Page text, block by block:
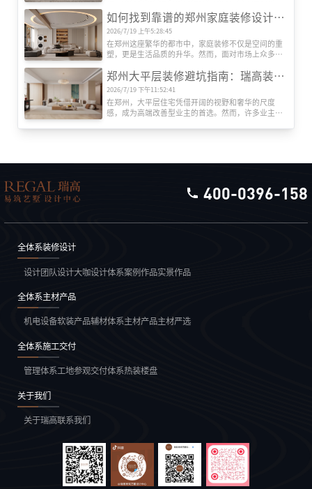
一家专业且靠谱的装修公司?郑州瑞高装饰为您梳理关
键选择标准。
如何找到靠谱的郑州家庭装修设计公司?瑞高装饰揭秘专业选择指南
2026/7/19 上午5:28:45
在郑州这座繁华的都市中，家庭装修不仅是空间的重
塑，更是生活品质的升华。然而，面对市场上众多装
文以郑州知名品牌瑞高装饰为例，结合行业经验，为
您提供一份实用的选择指南。
郑州大平层装修避坑指南：瑞高装饰教你绕开6大鸡肋设计‌
2026/7/19 下午11:52:41
在郑州，大平层住宅凭借开阔的视野和奢华的尺度
感，成为高端改善型业主的首选。然而，许多业主在
400-0396-158
全体系装修设计
设计团队设计大咖设计体系案例作品实景作品
全体系主材产品
机电设备软装产品辅材体系主材产品主材严选
全体系施工交付
管理体系工地参观交付体系热装楼盘
关于我们
关于瑞高联系我们